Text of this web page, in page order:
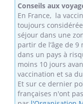
Conseils aux
En France, la
toujours
séjour dans une
partir de l’âge de
dans un pays à
moins 10 jours
vaccination et sa
Et sur ce dernier
françaises n'ont